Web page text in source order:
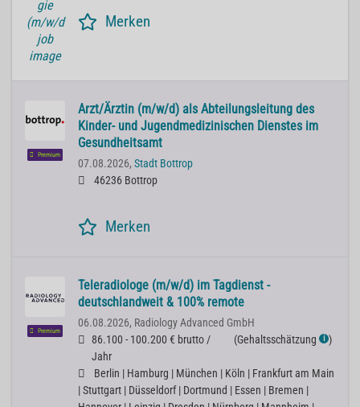
Merken
Premium
Arzt/Ärztin (m/w/d) als Abteilungsleitung des
Kinder- und Jugendmedizinischen Dienstes im
Gesundheitsamt
07.08.2026, Stadt Bottrop
46236 Bottrop
Merken
Premium
Teleradiologe (m/w/d) im Tagdienst -
deutschlandweit & 100% remote
06.08.2026, Radiology Advanced GmbH
86.100 - 100.200 € brutto /
Jahr
(Gehaltsschätzung ℹ )
Berlin | Hamburg | München | Köln | Frankfurt am Main
| Stuttgart | Düsseldorf | Dortmund | Essen | Bremen |